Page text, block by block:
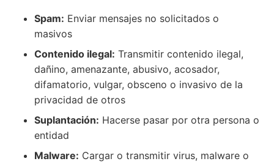
Spam: Enviar mensajes no solicitados o
masivos
Contenido ilegal: Transmitir contenido ilegal,
dañino, amenazante, abusivo, acosador,
difamatorio, vulgar, obsceno o invasivo de la
privacidad de otros
Suplantación: Hacerse pasar por otra persona o
entidad
Malware: Cargar o transmitir virus, malware o